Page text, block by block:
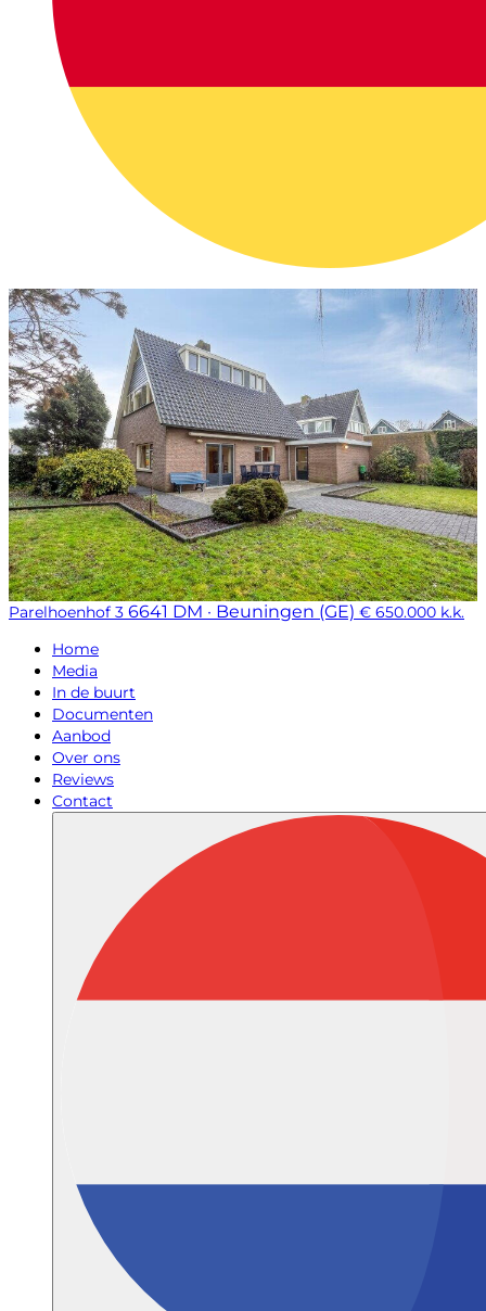
Parelhoenhof 3 6641 DM · Beuningen (GE) € 650.000 k.k.
Home
Media
In de buurt
Documenten
Aanbod
Over ons
Reviews
Contact